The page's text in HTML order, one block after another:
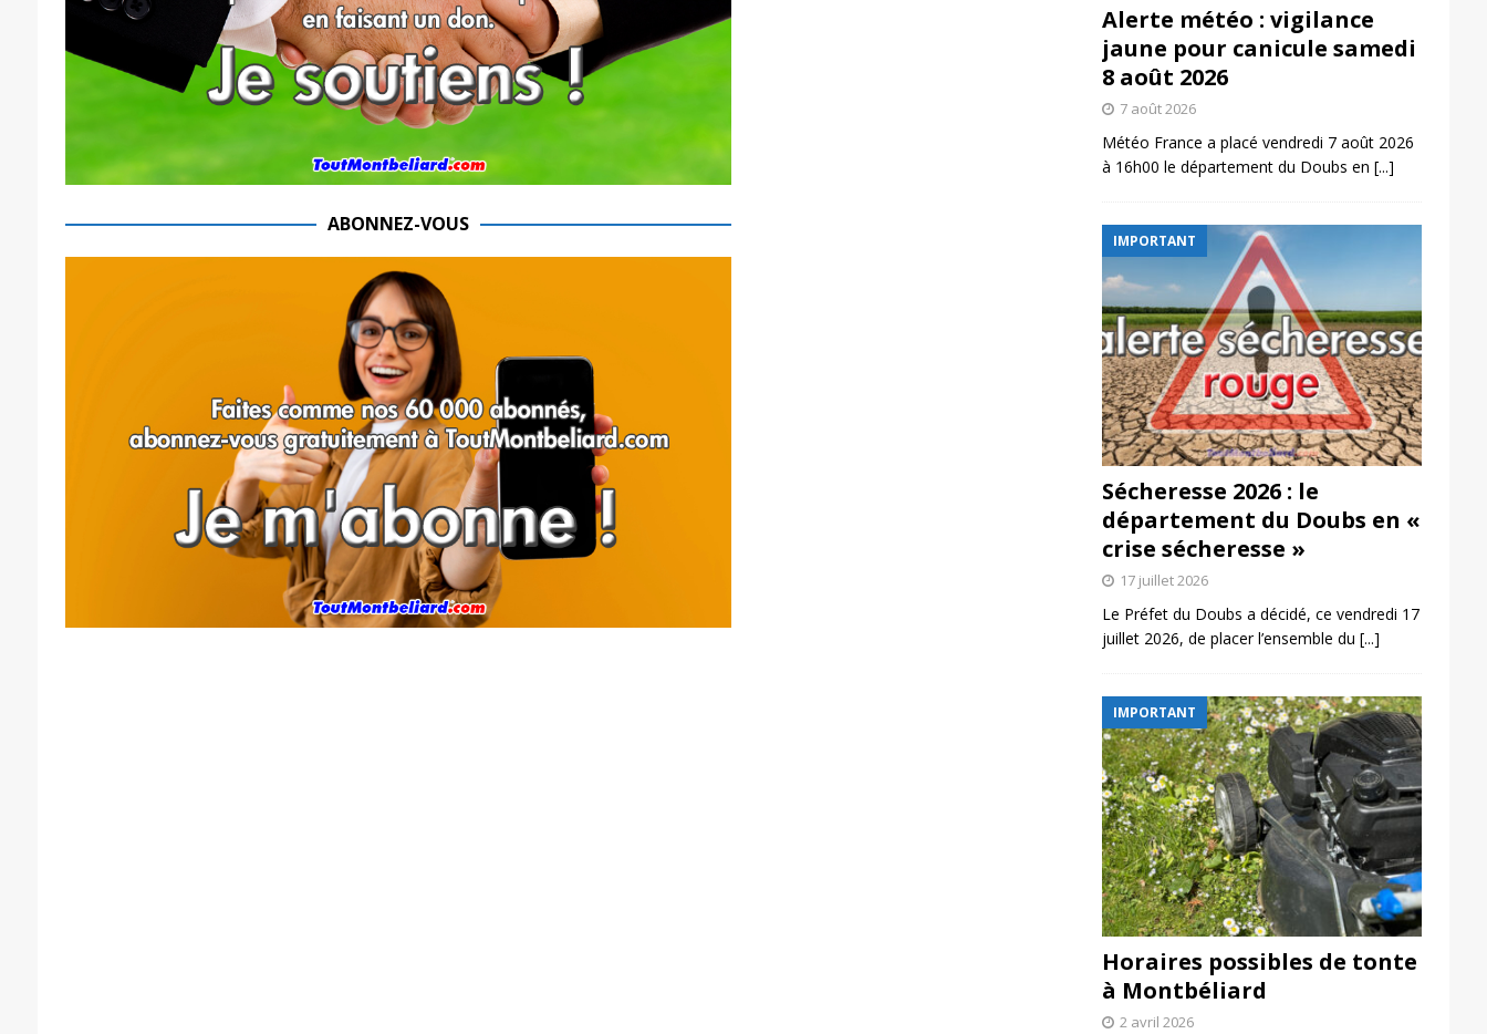
ABONNEZ-VOUS
Alerte météo : vigilance
jaune pour canicule samedi
8 août 2026
7 août 2026
Météo France a placé vendredi 7 août 2026
à 16h00 le département du Doubs en [...]
IMPORTANT
Sécheresse 2026 : le
département du Doubs en «
crise sécheresse »
17 juillet 2026
Le Préfet du Doubs a décidé, ce vendredi 17
juillet 2026, de placer l’ensemble du [...]
IMPORTANT
Horaires possibles de tonte
à Montbéliard
2 avril 2026